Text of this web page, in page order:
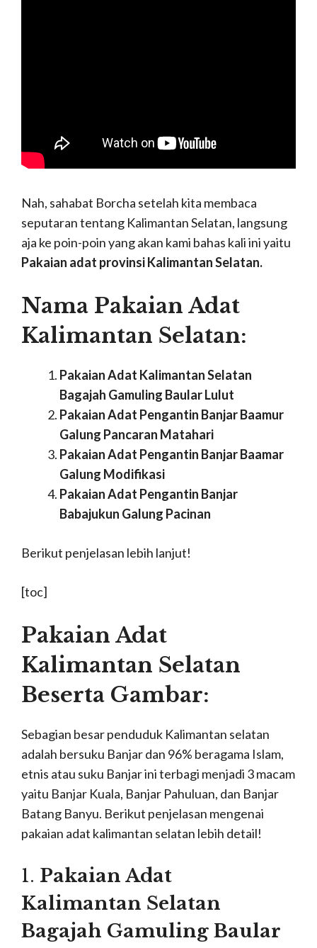
Nah, sahabat Borcha setelah kita membaca
seputaran tentang Kalimantan Selatan, langsung
aja ke poin-poin yang akan kami bahas kali ini yaitu
Pakaian adat provinsi Kalimantan Selatan.
Nama Pakaian Adat
Kalimantan Selatan:
Pakaian Adat Kalimantan Selatan
Bagajah Gamuling Baular Lulut
Pakaian Adat Pengantin Banjar Baamur
Galung Pancaran Matahari
Pakaian Adat Pengantin Banjar Baamar
Galung Modifikasi
Pakaian Adat Pengantin Banjar
Babajukun Galung Pacinan
Berikut penjelasan lebih lanjut!
[toc]
Pakaian Adat
Kalimantan Selatan
Beserta Gambar:
Sebagian besar penduduk Kalimantan selatan
adalah bersuku Banjar dan 96% beragama Islam,
etnis atau suku Banjar ini terbagi menjadi 3 macam
yaitu Banjar Kuala, Banjar Pahuluan, dan Banjar
Batang Banyu. Berikut penjelasan mengenai
pakaian adat kalimantan selatan lebih detail!
1. Pakaian Adat
Kalimantan Selatan
Bagajah Gamuling Baular